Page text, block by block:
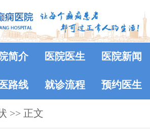
简介 医院医生 医院新闻
路线 就诊流程 预约医生
>> 正文